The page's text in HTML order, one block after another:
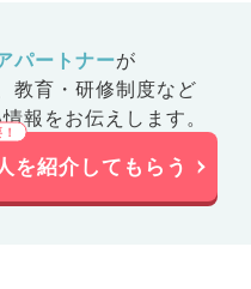
パートナーが
教育・研修制度など
報をお伝えします。
を紹介してもらう